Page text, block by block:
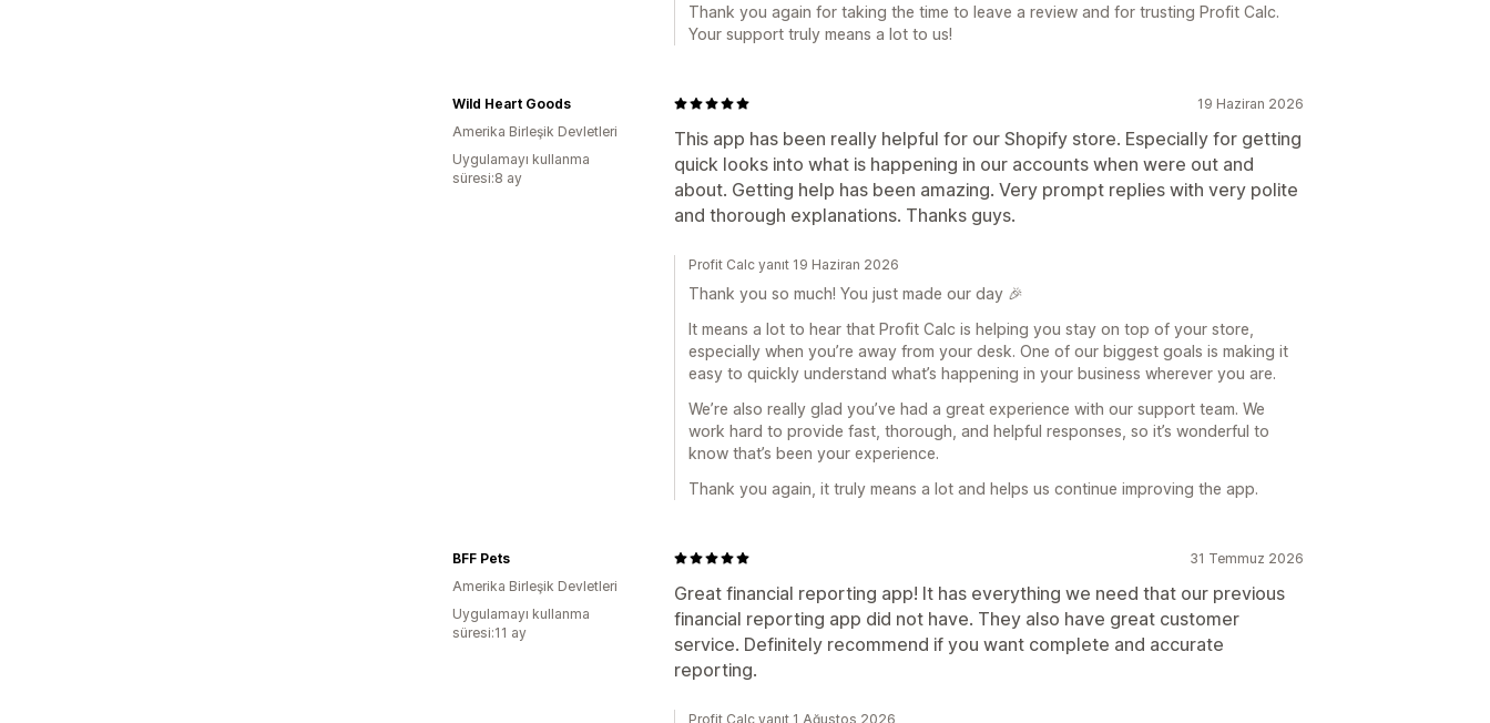
Thank you again for taking the time to leave a review and for trusting Profit Calc.
Your support truly means a lot to us!
19 Haziran 2026
This app has been really helpful for our Shopify store. Especially for getting
quick looks into what is happening in our accounts when were out and
about. Getting help has been amazing. Very prompt replies with very polite
and thorough explanations. Thanks guys.
Wild Heart Goods
Amerika Birleşik Devletleri
Uygulamayı kullanma
süresi:8 ay
Profit Calc yanıt 19 Haziran 2026
Thank you so much! You just made our day 🎉
It means a lot to hear that Profit Calc is helping you stay on top of your store,
especially when you’re away from your desk. One of our biggest goals is making it
easy to quickly understand what’s happening in your business wherever you are.
We’re also really glad you’ve had a great experience with our support team. We
work hard to provide fast, thorough, and helpful responses, so it’s wonderful to
know that’s been your experience.
Thank you again, it truly means a lot and helps us continue improving the app.
31 Temmuz 2026
Great financial reporting app! It has everything we need that our previous
financial reporting app did not have. They also have great customer
service. Definitely recommend if you want complete and accurate
reporting.
BFF Pets
Amerika Birleşik Devletleri
Uygulamayı kullanma
süresi:11 ay
Profit Calc yanıt 1 Ağustos 2026